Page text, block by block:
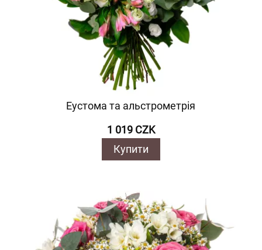
Еустома та альстрометрія
1 019 CZK
Купити